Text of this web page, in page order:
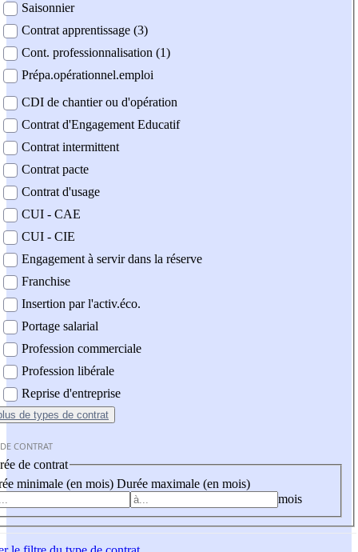
Saisonnier
Contrat apprentissage (3)
Cont. professionnalisation (1)
Prépa.opérationnel.emploi
CDI de chantier ou d'opération
Contrat d'Engagement Educatif
Contrat intermittent
Contrat pacte
Contrat d'usage
CUI - CAE
CUI - CIE
Engagement à servir dans la réserve
Franchise
Insertion par l'activ.éco.
Portage salarial
Profession commerciale
Profession libérale
Reprise d'entreprise
de types de contrat
CONTRAT
de contrat
minimale (en mois) Durée maximale (en mois)
mois